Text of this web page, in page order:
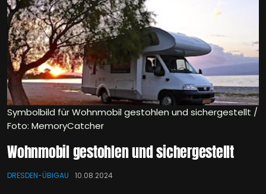
Symbolbild für Wohnmobil gestohlen und sichergestellt /
Foto: MemoryCatcher
Wohnmobil gestohlen und sichergestellt
DRESDEN-ÜBIGAU 10.08.2024